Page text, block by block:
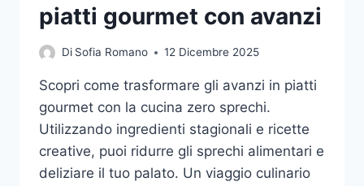
piatti gourmet con avanzi
Di Sofia Romano 12 Dicembre 2025
Scopri come trasformare gli avanzi in piatti
gourmet con la cucina zero sprechi.
Utilizzando ingredienti stagionali e ricette
creative, puoi ridurre gli sprechi alimentari e
deliziare il tuo palato. Un viaggio culinario